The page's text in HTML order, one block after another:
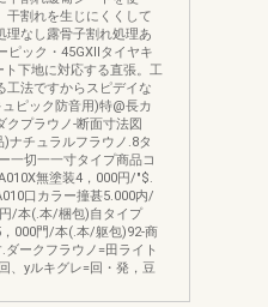
干割れを生じにくくして
理なし露骨子割れ処理あ
ピック・45GXIIタイヤキ
下地に対応する直張。工
工法ですからスピデイな
ピック防音用)特@長カ
クプラウノ-断面寸法図
チュラルフラウノ.8タ
一切一一寸タイプ商品コ
無塗装4，000円/"$.
口カラー撞甚5.000内/
/本(.本/梱包)自タイプ
000門/本(.本/躯包)92-商
ークフラウノ=田ライト
、yルキグレ=回・発，豆